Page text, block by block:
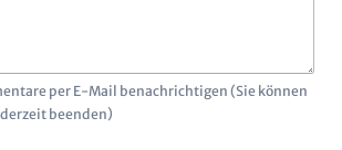
per E-Mail benachrichtigen (Sie können
beenden)